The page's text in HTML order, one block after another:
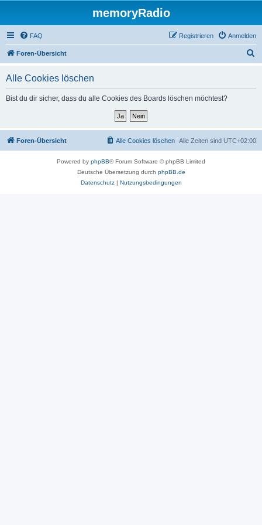
memoryRadio
FAQ Anmelden
Registrieren
Foren-Übersicht
Alle Cookies löschen
Bist du dir sicher, dass du alle Cookies des Boards löschen möchtest?
Foren-Übersicht Alle Zeiten sind UTC+02:00
Alle Cookies löschen
Powered by phpBB® Forum Software © phpBB Limited
Deutsche Übersetzung durch phpBB.de
Datenschutz| Nutzungsbedingungen